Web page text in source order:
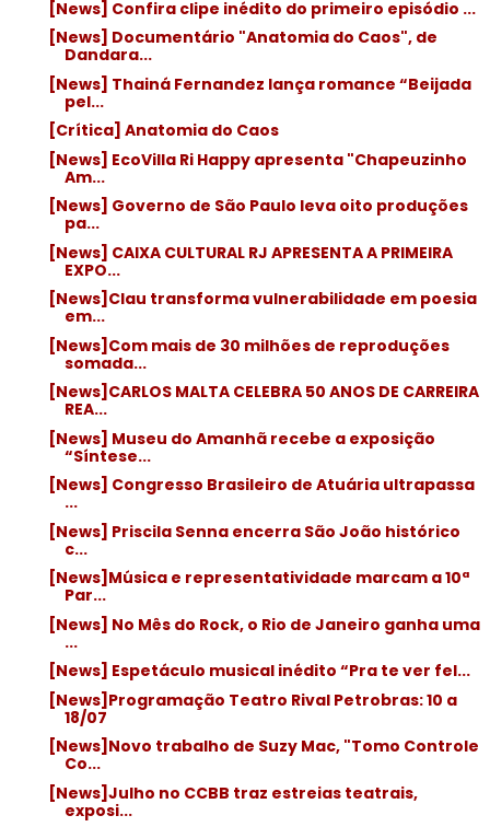
[News] Confira clipe inédito do primeiro episódio ...
[News] Documentário "Anatomia do Caos", de
Dandara...
[News] Thainá Fernandez lança romance “Beijada
pel...
[Crítica] Anatomia do Caos
[News] EcoVilla Ri Happy apresenta "Chapeuzinho
Am...
[News] Governo de São Paulo leva oito produções
pa...
[News] CAIXA CULTURAL RJ APRESENTA A PRIMEIRA
EXPO...
[News]Clau transforma vulnerabilidade em poesia
em...
[News]Com mais de 30 milhões de reproduções
somada...
[News]CARLOS MALTA CELEBRA 50 ANOS DE CARREIRA
REA...
[News] Museu do Amanhã recebe a exposição
“Síntese...
[News] Congresso Brasileiro de Atuária ultrapassa
...
[News] Priscila Senna encerra São João histórico
c...
[News]Música e representatividade marcam a 10ª
Par...
[News] No Mês do Rock, o Rio de Janeiro ganha uma
...
[News] Espetáculo musical inédito “Pra te ver fel...
[News]Programação Teatro Rival Petrobras: 10 a
18/07
[News]Novo trabalho de Suzy Mac, "Tomo Controle
Co...
[News]Julho no CCBB traz estreias teatrais,
exposi...